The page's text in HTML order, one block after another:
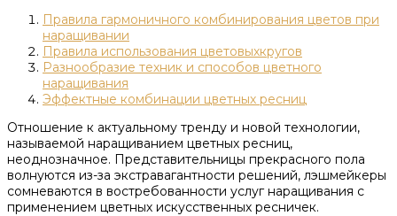
Правила гармоничного комбинирования цветов при
наращивании
Правила использования цветовыхкругов
Разнообразие техник и способов цветного
наращивания
Эффектные комбинации цветных ресниц
Отношение к актуальному тренду и новой технологии,
называемой наращиванием цветных ресниц,
неоднозначное. Представительницы прекрасного пола
волнуются из-за экстравагантности решений, лэшмейкеры
сомневаются в востребованности услуг наращивания с
применением цветных искусственных ресничек.